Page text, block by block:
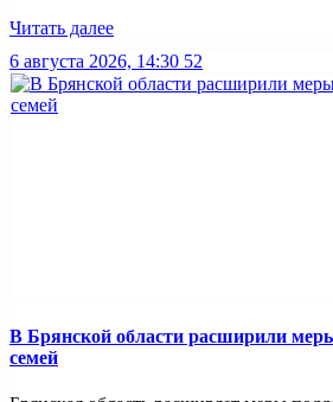
Читать далее
6 августа 2026, 14:30 52
В Брянской области расширили
семей